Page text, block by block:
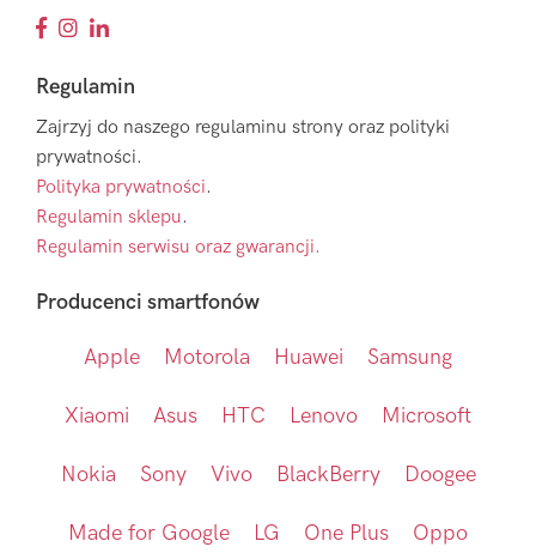
Regulamin
Zajrzyj do naszego regulaminu strony oraz polityki
prywatności.
Polityka prywatności.
Regulamin sklepu.
Regulamin serwisu oraz gwarancji.
Producenci smartfonów
Apple Motorola Huawei Samsung
Xiaomi Asus HTC Lenovo Microsoft
Nokia Sony Vivo BlackBerry Doogee
Made for Google LG One Plus Oppo